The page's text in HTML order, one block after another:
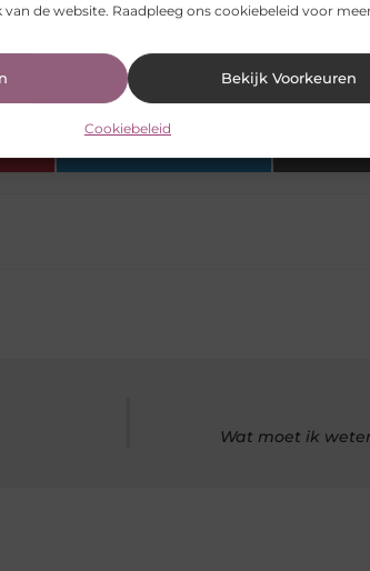
de website. Raadpleeg ons cookiebeleid voor
Bekijk Voorkeuren
Cookiebeleid
met flexibel werken?
Wat moet ik